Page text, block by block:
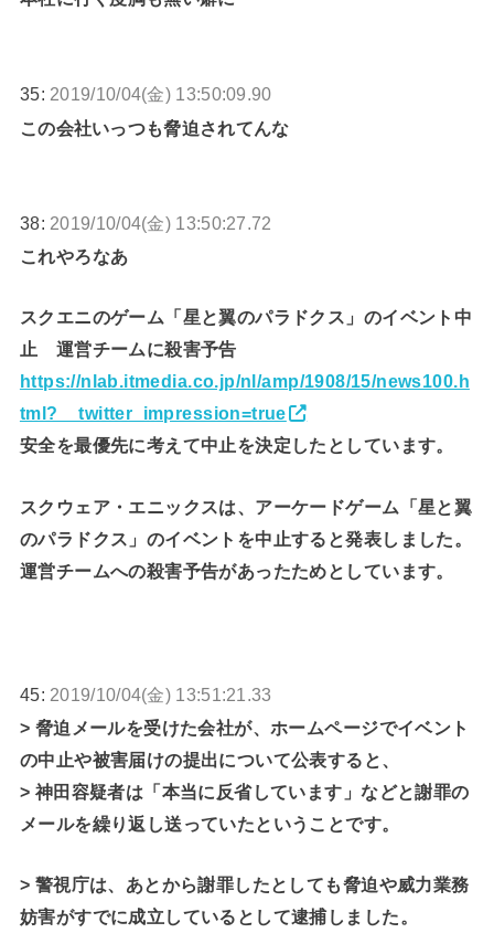
35: 2019/10/04(金) 13:50:09.90
この会社いっつも脅迫されてんな
38: 2019/10/04(金) 13:50:27.72
これやろなあ
スクエニのゲーム「星と翼のパラドクス」のイベント中
止 運営チームに殺害予告
https://nlab.itmedia.co.jp/nl/amp/1908/15/news100.h
tml?__twitter_impression=true
安全を最優先に考えて中止を決定したとしています。
スクウェア・エニックスは、アーケードゲーム「星と翼
のパラドクス」のイベントを中止すると発表しました。
運営チームへの殺害予告があったためとしています。
45: 2019/10/04(金) 13:51:21.33
> 脅迫メールを受けた会社が、ホームページでイベント
の中止や被害届けの提出について公表すると、
> 神田容疑者は「本当に反省しています」などと謝罪の
メールを繰り返し送っていたということです。
> 警視庁は、あとから謝罪したとしても脅迫や威力業務
妨害がすでに成立しているとして逮捕しました。